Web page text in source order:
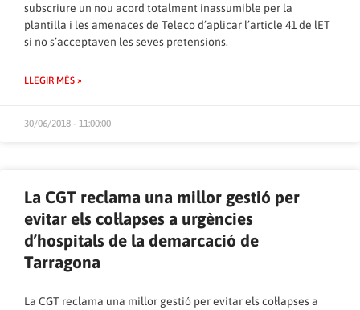
subscriure un nou acord totalment inassumible per la
plantilla i les amenaces de Teleco d’aplicar l’article 41 de lET
si no s’acceptaven les seves pretensions.
LLEGIR MÉS »
30/06/2018 - 11:00:00
La CGT reclama una millor gestió per
evitar els col·lapses a urgències
d’hospitals de la demarcació de
Tarragona
La CGT reclama una millor gestió per evitar els col·lapses a